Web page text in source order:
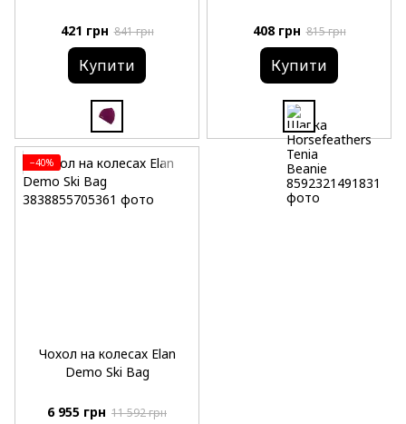
421 грн 841 грн
Купити
408 грн 815 грн
Купити
−40%
Чохол на колесах Elan
Demo Ski Bag
6 955 грн 11 592 грн